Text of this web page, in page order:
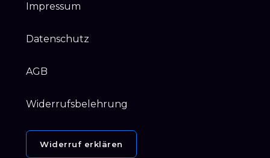
Impressum
Datenschutz
AGB
Widerrufsbelehrung
Widerruf erklären